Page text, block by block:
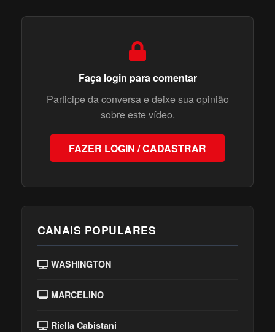
Faça login para comentar
Participe da conversa e deixe sua opinião
sobre este vídeo.
FAZER LOGIN / CADASTRAR
CANAIS POPULARES
WASHINGTON
MARCELINO
Riella Cabistani